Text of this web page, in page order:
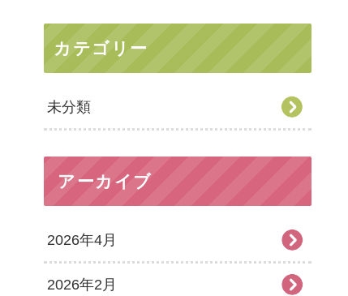
カテゴリー
未分類
アーカイブ
2026年4月
2026年2月